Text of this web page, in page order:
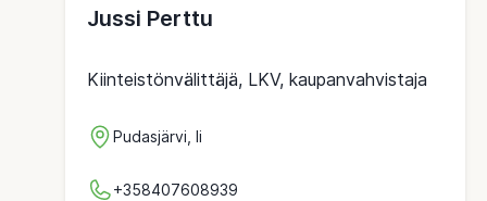
Jussi Perttu
Kiinteistönvälittäjä, LKV, kaupanvahvistaja
Pudasjärvi, Ii
+358407608939